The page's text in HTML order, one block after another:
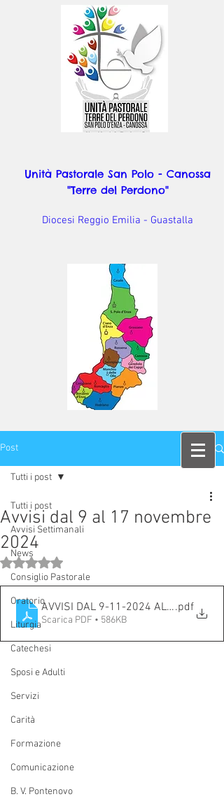
Unità Pastorale San Polo - Canossa
"Terre del Perdono"
Diocesi Reggio Emilia - Guastalla
Post
Tutti i post
Avvisi Settimanali
News
Consiglio Pastorale
Oratorio
Liturgia
Catechesi
Sposi e Adulti
Servizi
Carità
Formazione
Comunicazione
B. V. Pontenovo
Tutti i post
Avvisi dal 9 al 17 novembre
2024
Valutazione NaN stelle su 5.
AVVISI DAL 9-11-2024 AL 17-11-2024
.pdf
Scarica PDF • 586KB